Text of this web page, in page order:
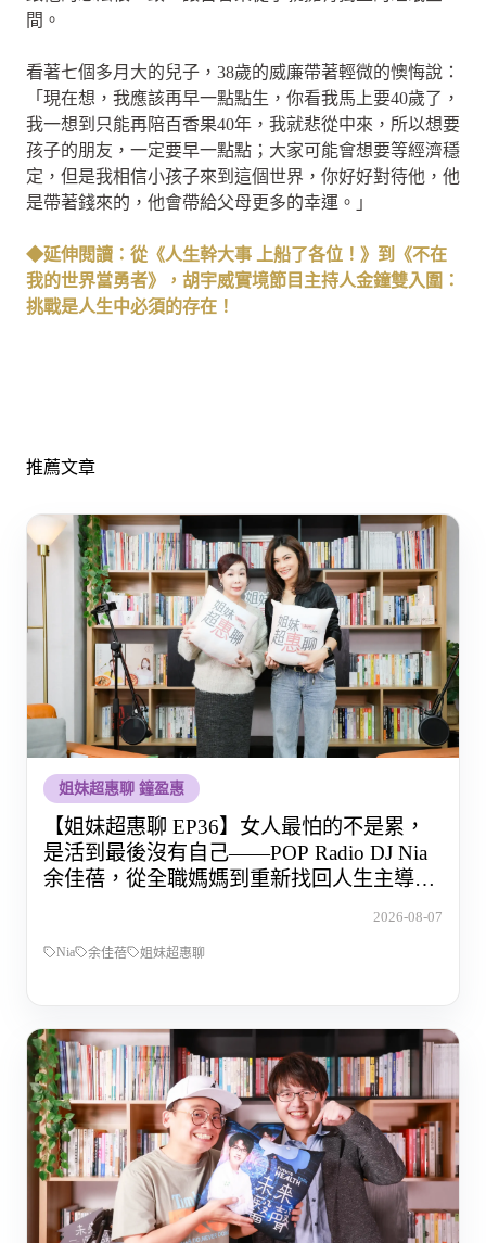
間。
看著七個多月大的兒子，38歲的威廉帶著輕微的懊悔說：
「現在想，我應該再早一點點生，你看我馬上要40歲了，
我一想到只能再陪百香果40年，我就悲從中來，所以想要
孩子的朋友，一定要早一點點；大家可能會想要等經濟穩
定，但是我相信小孩子來到這個世界，你好好對待他，他
是帶著錢來的，他會帶給父母更多的幸運。」
◆延伸閱讀：從《人生幹大事 上船了各位！》到《不在
我的世界當勇者》，胡宇威實境節目主持人金鐘雙入圍：
挑戰是人生中必須的存在！
推薦文章
姐妹超惠聊 鐘盈惠
【姐妹超惠聊 EP36】女人最怕的不是累，
是活到最後沒有自己——POP Radio DJ Nia
余佳蓓，從全職媽媽到重新找回人生主導權
2026-08-07
Nia 余佳蓓 姐妹超惠聊